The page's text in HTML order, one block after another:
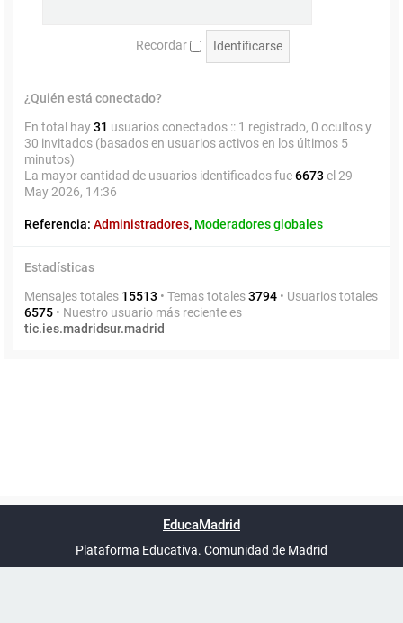
Recordar
¿Quién está conectado?
En total hay31 usuarios conectados :: 1 registrado, 0 ocultos y
30 invitados (basados en usuarios activos en los últimos 5
minutos)
La mayor cantidad de usuarios identificados fue6673 el 29
May 2026, 14:36
Referencia: Administradores, Moderadores globales
Estadísticas
Mensajes totales 15513 • Temas totales3794 • Usuarios totales
6575 • Nuestro usuario más reciente es
tic.ies.madridsur.madrid
UTC+02:00
phpBB España
EducaMadrid
Plataforma Educativa. Comunidad de Madrid